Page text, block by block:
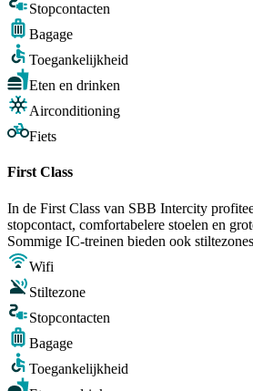
Stopcontacten
Bagage
Toegankelijkheid
Eten en drinken
Airconditioning
Fiets
First Class
In de First Class van SBB Intercity
stopcontact, comfortabelere stoelen en
Sommige IC-treinen bieden ook
Wifi
Stiltezone
Stopcontacten
Bagage
Toegankelijkheid